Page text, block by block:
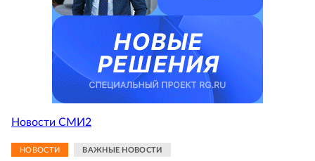
Новости СМИ2
НОВОСТИ ВАЖНЫЕ НОВОСТИ